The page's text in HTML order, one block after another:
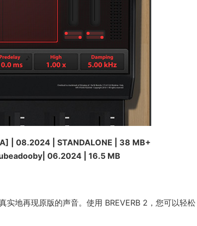
| 08.2024 | STANDALONE | 38 MB+
06.2024 | 16.5 MB
实地再现原版的声音。使用 BREVERB 2，您可以轻松